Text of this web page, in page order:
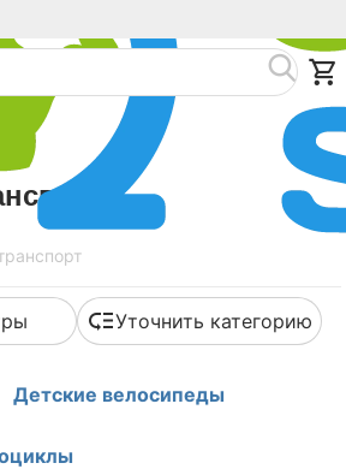
Уточнить категорию
Детские велосипеды
Найти